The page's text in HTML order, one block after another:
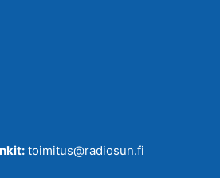
toimitus@radiosun.fi